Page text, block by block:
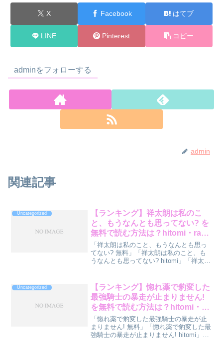
X Facebook はてブ
LINE Pinterest コピー
adminをフォローする
admin
関連記事
Uncategorized
【ランキング】祥太朗は私のこ
と、もうなんとも思ってない? を
無料で読む方法は？hitomi・raw
も含めて格付け
「祥太朗は私のこと、もうなんとも思っ
てない? 無料」「祥太朗は私のこと、も
うなんとも思ってない? hitomi」「祥太朗
は私のこと、もうなんとも思ってない?』
を読...
Uncategorized
【ランキング】惚れ薬で豹変した
最強騎士の暴走が止まりません!
を無料で読む方法は？hitomi・
rawも含めて格付け
「惚れ薬で豹変した最強騎士の暴走が止
まりません! 無料」「惚れ薬で豹変した最
強騎士の暴走が止まりません! hitomi」